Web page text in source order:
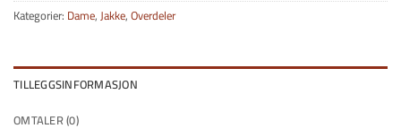
Kategorier: Dame,Jakke,Overdeler
TILLEGGSINFORMASJON
OMTALER (0)